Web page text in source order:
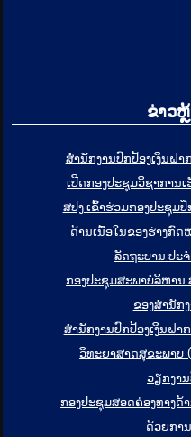
ຂ່າວ
ສຳນັກງານປົກປ້ອງເງິນຝ
ເປີດກອງປະຊຸມວິຊາການ
ສປງ ເຂົ້າຮ່ວມກອງປະຊຸມ
ດ້ານເນື້ອໃນຂອງຮ່າງກົ
ລັດຖະບານ ປະ
ກອງປະຊຸມສະພາບໍລິຫານ
ຂອງສຳນັກ
ສຳນັກງານປົກປ້ອງເງິນຝ
ວິທະຍາສາດສຸຂະພາບ
ວຽກງາ
ກອງປະຊຸມສອດຄ່ອງທາງ
ດ້ວຍກາ